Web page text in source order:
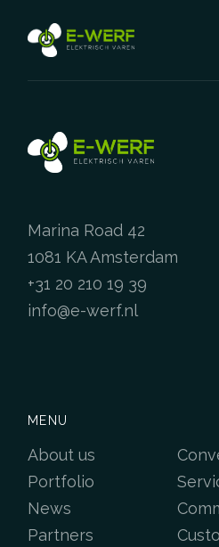
Marina Road 42
1081 KA Amsterdam
+31 20 210 19 39
info@e-werf.nl
MENU
About us
Portfolio
News
Partners